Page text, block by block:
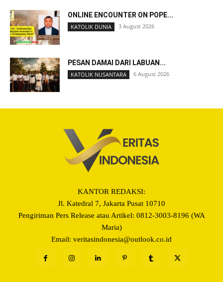
ONLINE ENCOUNTER ON POPE...
KATOLIK DUNIA 3 August 2026
PESAN DAMAI DARI LABUAN...
KATOLIK NUSANTARA 6 August 2026
KANTOR REDAKSI:
Jl. Katedral 7, Jakarta Pusat 10710
Pengiriman Pers Release atau Artikel: 0812-3003-8196 (WA
Maria)
Email: veritasindonesia@outlook.co.id